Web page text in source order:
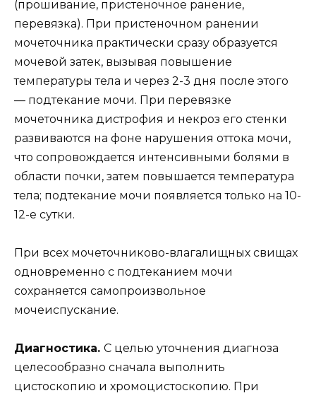
(прошивание, пристеночное ранение,
перевязка). При пристеночном ранении
мочеточника практически сразу образуется
мочевой затек, вызывая повышение
температуры тела и через 2-3 дня после этого
— подтекание мочи. При перевязке
мочеточника дистрофия и некроз его стенки
развиваются на фоне нарушения оттока мочи,
что сопровождается интенсивными болями в
области почки, затем повышается температура
тела; подтекание мочи появляется только на 10-
12-е сутки.
При всех мочеточниково-влагалищных свищах
одновременно с подтеканием мочи
сохраняется самопроизвольное
мочеиспускание.
Диагностика. С целью уточнения диагноза
целесообразно сначала выполнить
цистоскопию и хромоцистоскопию. При